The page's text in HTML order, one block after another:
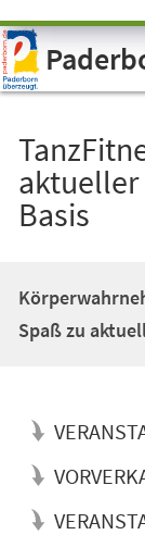
Visuelle
Assistenzsoftware
öffnen.
Basis
Spaß zu